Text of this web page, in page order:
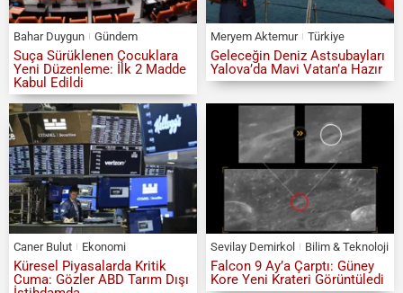
Bahar Duygun Gündem
Suça Sürüklenen Çocuklara
Yeni Düzenleme: İlk 2 Madde
Kabul Edildi
Meryem Aktemur Türkiye
Geleceğin Deniz Astsubayları
Yalova’da Mavi Vatan’a Hazır
Caner Bulut Ekonomi
Küresel Piyasalarda Kritik
Cuma: Gözler ABD Tarım Dışı
Sevilay Demirkol Bilim & Teknoloji
Falcon 9 Ay’a Çarptı: Güney
Kore Yeni Krateri Görüntüledi